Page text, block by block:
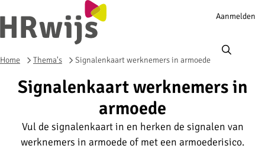
Account
Aanmelden
Home Thema's Signalenkaart werknemers in armoede
Signalenkaart werknemers in
armoede
Vul de signalenkaart in en herken de signalen van
werknemers in armoede of met een armoederisico.